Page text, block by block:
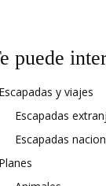
puede
y viajes
Escapadas
Escapadas